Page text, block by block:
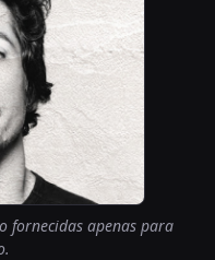
fornecidas apenas para